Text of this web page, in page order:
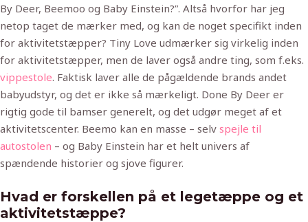
By Deer, Beemoo og Baby Einstein?”. Altså hvorfor har jeg
netop taget de mærker med, og kan de noget specifikt inden
for aktivitetstæpper? Tiny Love udmærker sig virkelig inden
for aktivitetstæpper, men de laver også andre ting, som f.eks.
vippestole. Faktisk laver alle de pågældende brands andet
babyudstyr, og det er ikke så mærkeligt. Done By Deer er
rigtig gode til bamser generelt, og det udgør meget af et
aktivitetscenter. Beemo kan en masse – selv spejle til
autostolen – og Baby Einstein har et helt univers af
spændende historier og sjove figurer.
Hvad er forskellen på et legetæppe og et
aktivitetstæppe?